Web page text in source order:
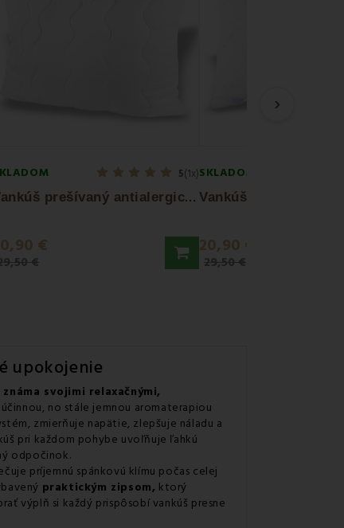
5(1x)
V
ankúš prešívaný antialergický Ekonomik EMI
€
€
SKLADOM
20,90 €
29,50 €
›
upokojenie
známa svojimi relaxačnými,
no stále jemnou aromaterapiou
zmierňuje napätie, zlepšuje náladu a
pri každom pohybe uvoľňuje ľahkú
odpočinok.
príjemnú spánkovú klímu počas celej
praktickým zipsom, ktorý
výplň si každý prispôsobí vankúš presne